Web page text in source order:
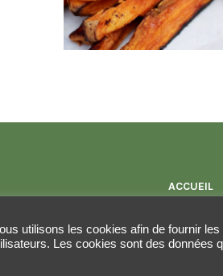
ACCUEIL
utilisons les cookies afin de fournir
Les cookies sont des données